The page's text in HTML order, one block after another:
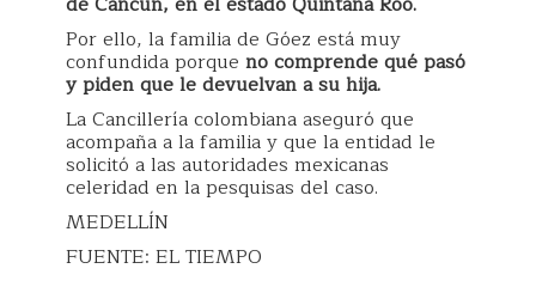
Por ello, la familia de Góez está muy
confundida porque no comprende qué pasó
y piden que le devuelvan a su hija.
La Cancillería colombiana aseguró que
acompaña a la familia y que la entidad le
solicitó a las autoridades mexicanas
celeridad en la pesquisas del caso.
MEDELLÍN
FUENTE: EL TIEMPO